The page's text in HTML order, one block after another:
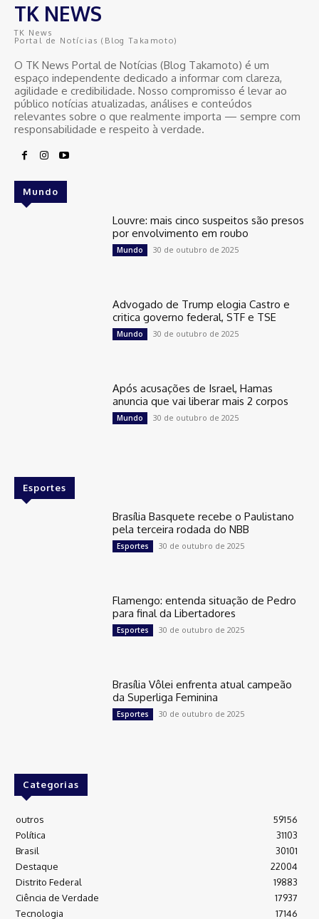
TK NEWS
TK News
Portal de Notícias (Blog Takamoto)
O TK News Portal de Notícias (Blog Takamoto) é um
espaço independente dedicado a informar com clareza,
agilidade e credibilidade. Nosso compromisso é levar ao
público notícias atualizadas, análises e conteúdos
relevantes sobre o que realmente importa — sempre com
responsabilidade e respeito à verdade.
Mundo
Louvre: mais cinco suspeitos são presos
por envolvimento em roubo
Mundo 30 de outubro de 2025
Advogado de Trump elogia Castro e
critica governo federal, STF e TSE
Mundo 30 de outubro de 2025
Após acusações de Israel, Hamas
anuncia que vai liberar mais 2 corpos
Mundo 30 de outubro de 2025
Esportes
Brasília Basquete recebe o Paulistano
pela terceira rodada do NBB
Esportes 30 de outubro de 2025
Flamengo: entenda situação de Pedro
para final da Libertadores
Esportes 30 de outubro de 2025
Brasília Vôlei enfrenta atual campeão
da Superliga Feminina
Esportes 30 de outubro de 2025
Categorias
outros
59156
Política
31103
Brasil
30101
Destaque
22004
Distrito Federal
19883
Ciência de Verdade
17937
Tecnologia
17146